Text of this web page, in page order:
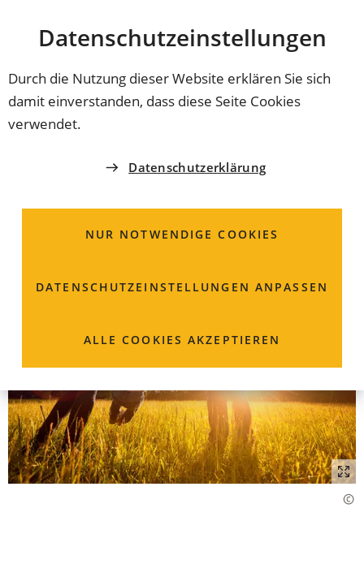
Datenschutz­einstellungen
Durch die Nutzung dieser Website erklären Sie sich
damit einverstanden, dass diese Seite Cookies
verwendet.
Datenschutzerklärung
NUR NOTWENDIGE COOKIES
DATENSCHUTZ­EINSTELLUNGEN ANPASSEN
ALLE COOKIES AKZEPTIEREN
INHALT ANSPRINGEN
Coburg
AMT FÜR JUGEND UND FAMILIE
Bewerbung